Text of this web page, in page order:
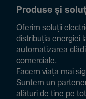
Produse și
Oferim soluții
distribuția energiei
auto­ma­ti­zarea
comer­ciale.
Facem viața mai
Suntem un
alături de tine pe